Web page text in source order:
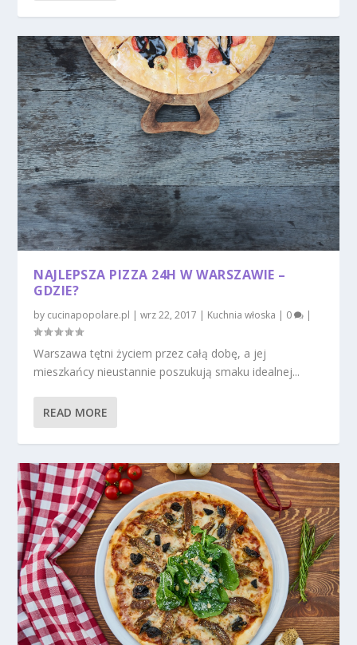
NAJLEPSZA PIZZA 24H W WARSZAWIE –
GDZIE?
by cucinapopolare.pl |wrz 22, 2017 | Kuchnia włoska | 0 |
Warszawa tętni życiem przez całą dobę, a jej
mieszkańcy nieustannie poszukują smaku idealnej...
READ MORE